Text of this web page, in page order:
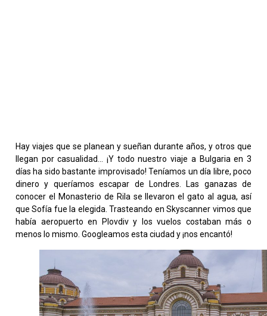
Hay viajes que se planean y sueñan durante años, y otros que
llegan por casualidad… ¡Y todo nuestro viaje a Bulgaria en 3
días ha sido bastante improvisado! Teníamos un día libre, poco
dinero y queríamos escapar de Londres. Las ganazas de
conocer el Monasterio de Rila se llevaron el gato al agua, así
que Sofía fue la elegida. Trasteando en Skyscanner vimos que
había aeropuerto en Plovdiv y los vuelos costaban más o
menos lo mismo. Googleamos esta ciudad y ¡nos encantó!